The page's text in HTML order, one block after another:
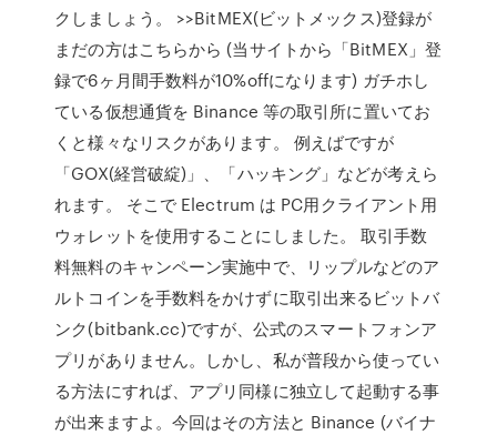
クしましょう。 >>BitMEX(ビットメックス)登録が
まだの方はこちらから (当サイトから「BitMEX」登
録で6ヶ月間手数料が10%offになります) ガチホし
ている仮想通貨を Binance 等の取引所に置いてお
くと様々なリスクがあります。 例えばですが
「GOX(経営破綻)」、「ハッキング」などが考えら
れます。 そこで Electrum は PC用クライアント用
ウォレットを使用することにしました。 取引手数
料無料のキャンペーン実施中で、リップルなどのア
ルトコインを手数料をかけずに取引出来るビットバ
ンク(bitbank.cc)ですが、公式のスマートフォンア
プリがありません。しかし、私が普段から使ってい
る方法にすれば、アプリ同様に独立して起動する事
が出来ますよ。今回はその方法と Binance (バイナ